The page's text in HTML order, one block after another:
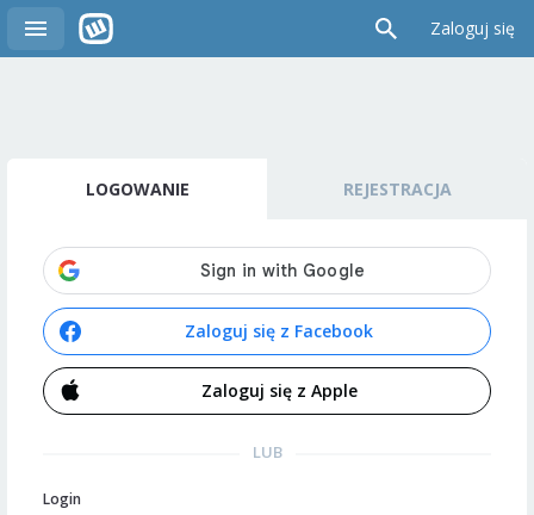
Zaloguj się
LOGOWANIE REJESTRACJA
Zaloguj się z Facebook
Zaloguj się z Apple
LUB
Login